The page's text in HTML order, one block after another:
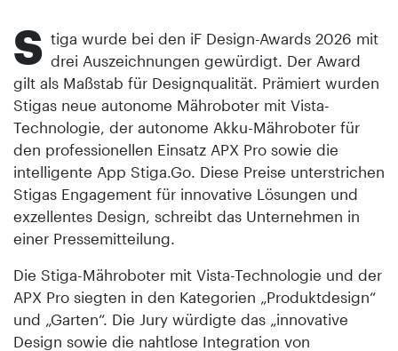
S tiga wurde bei den iF Design-Awards 2026 mit
drei Auszeichnungen gewürdigt. Der Award
gilt als Maßstab für Designqualität. Prämiert wurden
Stigas neue autonome Mähroboter mit Vista-
Technologie, der autonome Akku-Mähroboter für
den professionellen Einsatz APX Pro sowie die
intelligente App Stiga.Go. Diese Preise unterstrichen
Stigas Engagement für innovative Lösungen und
exzellentes Design, schreibt das Unternehmen in
einer Pressemitteilung.
Die Stiga-Mähroboter mit Vista-Technologie und der
APX Pro siegten in den Kategorien „Produktdesign“
und „Garten“. Die Jury würdigte das „innovative
Design sowie die nahtlose Integration von